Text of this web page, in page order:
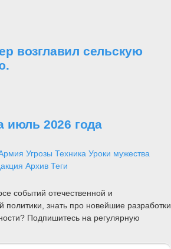
возглавил сельскую
июль 2026 года
Угрозы Техника Уроки мужества
Архив Теги
событий отечественной и
знать про новейшие разработки
Подпишитесь на регулярную